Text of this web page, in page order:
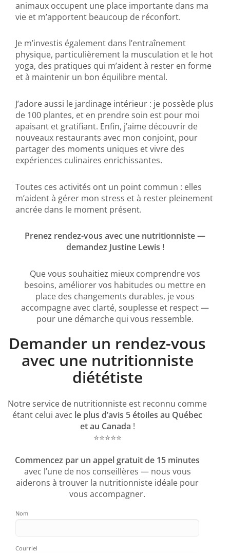
animaux occupent une place importante dans ma
vie et m’apportent beaucoup de réconfort.
Je m’investis également dans l’entraînement
physique, particulièrement la musculation et le hot
yoga, des pratiques qui m’aident à rester en forme
et à maintenir un bon équilibre mental.
J’adore aussi le jardinage intérieur : je possède plus
de 100 plantes, et en prendre soin est pour moi
apaisant et gratifiant. Enfin, j’aime découvrir de
nouveaux restaurants avec mon conjoint, pour
partager des moments uniques et vivre des
expériences culinaires enrichissantes.
Toutes ces activités ont un point commun : elles
m’aident à gérer mon stress et à rester pleinement
ancrée dans le moment présent.
Prenez rendez-vous avec une nutritionniste —
demandez Justine Lewis !
Que vous souhaitiez mieux comprendre vos
besoins, améliorer vos habitudes ou mettre en
place des changements durables, je vous
accompagne avec clarté, souplesse et respect —
pour une démarche qui vous ressemble.
Demander un rendez-vous
avec une nutritionniste
diététiste
Notre service de nutritionniste est reconnu comme
étant celui avec le plus d’avis 5 étoiles au Québec
et au Canada !
⭐️⭐️⭐️⭐️⭐️
Commencez par un appel gratuit de 15 minutes
avec l’une de nos conseillères — nous vous
aiderons à trouver la nutritionniste idéale pour
vous accompagner.
Nom
Courriel